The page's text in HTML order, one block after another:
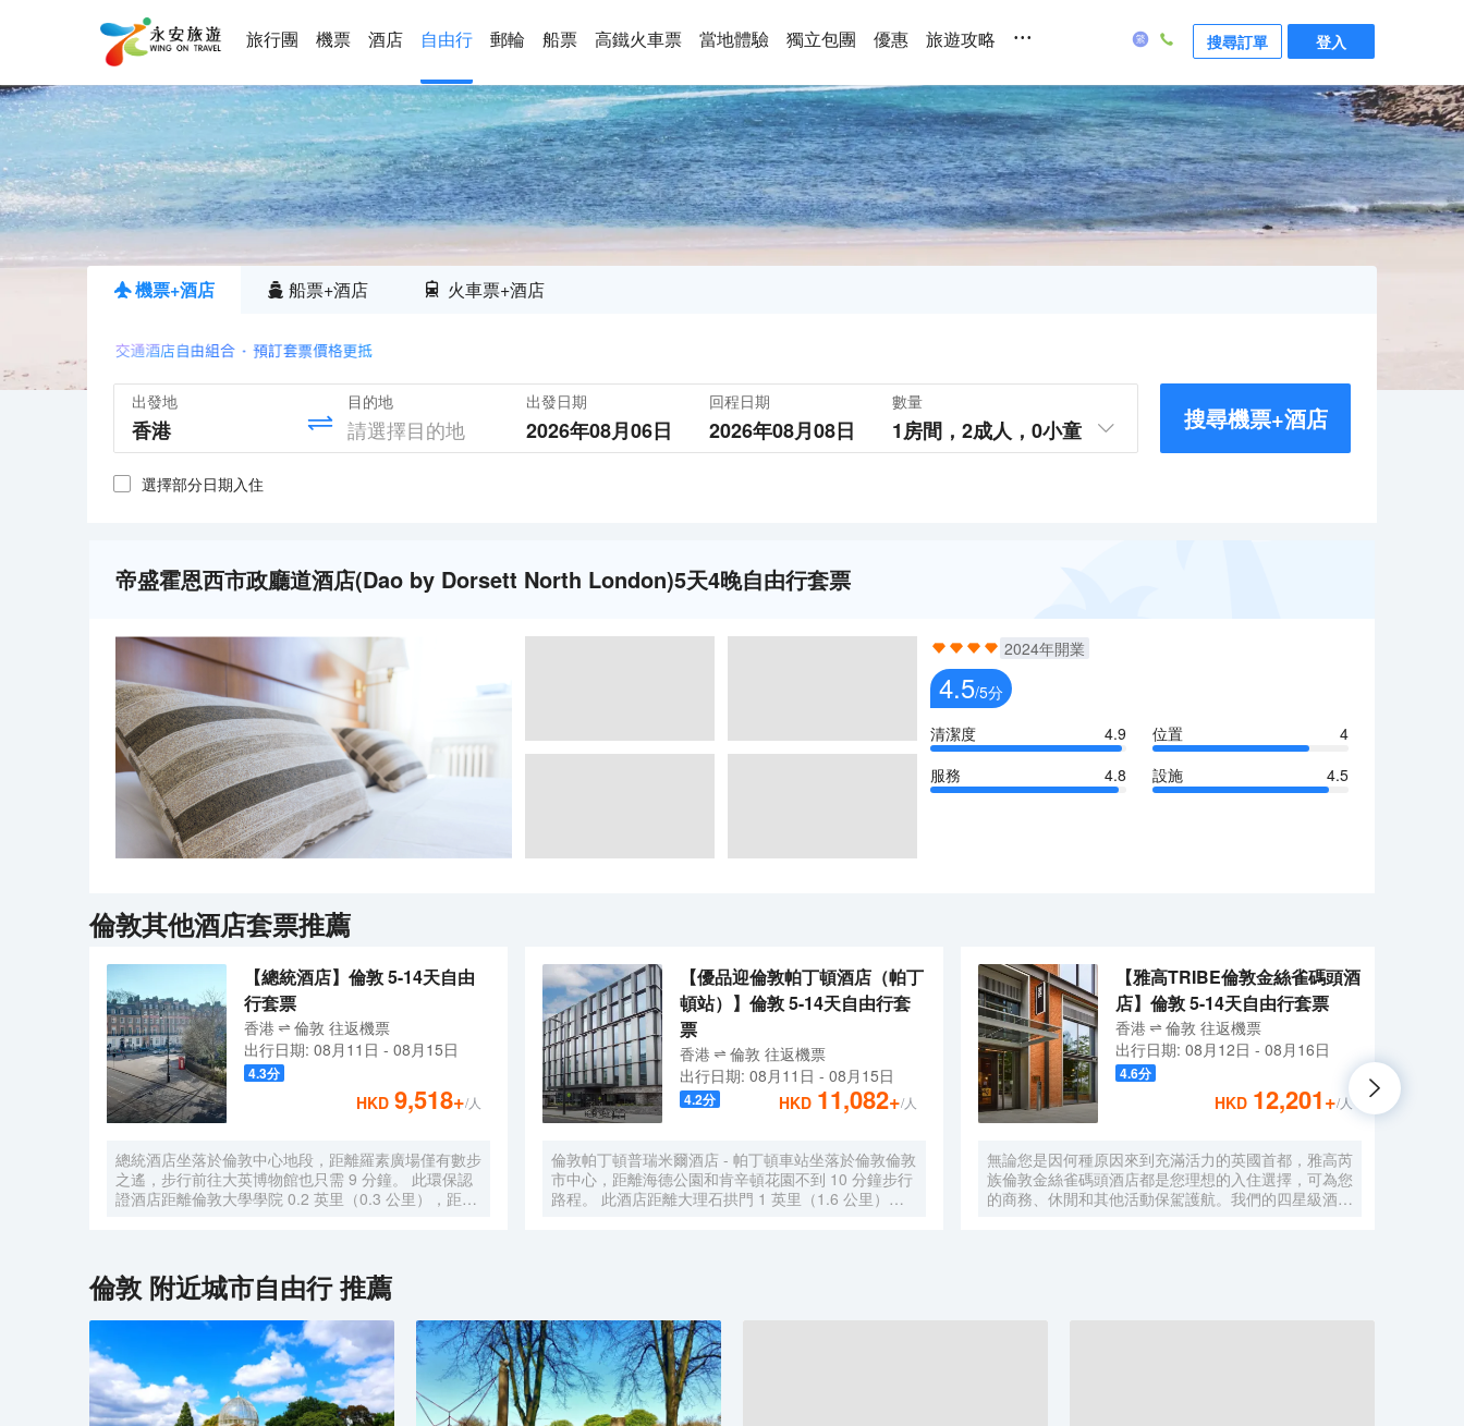
旅行團 機票 酒店 自由行 郵輪 船票 高鐵火車票 當地體驗 獨立包團 優惠 旅遊攻略 ... 搜尋訂單 登入
機票+酒店 船票+酒店 火車票+酒店
出發地 目的地 出發日期
2026年08月06日
回程日期
2026年08月08日
數量
1房間， 2成人， 0小童 搜尋機票+酒店
選擇部分日期入住
帝盛霍恩西市政廳道酒店(Dao by Dorsett North London)5天4晚自由行套票
2024年開業
4.5/5分
清潔度
4.9 位置
4
服務
4.8 設施 4.5
倫敦其他酒店套票推薦
【總統酒店】倫敦 5-14天自由
行套票
香港 倫敦 往返機票
出行日期: 08月11日 - 08月15日
4.3分
HKD 9,518+/人
總統酒店坐落於倫敦中心地段，距離羅素廣場僅有數步
之遙，步行前往大英博物館也只需 9 分鐘。 此環保認
證酒店距離倫敦大學學院 0.2 英里（0.3 公里），距離
的咖啡館吃些點心。您可以到酒吧/酒廊，點一杯喜歡
的飲品，暢飲一番。每天 7:00 至 10:30 提供收費的英
式早餐。 特色服務/設施包括乾洗/洗衣服務、24 小時
前台服務和多語言服務。酒店提供收費自助停車。 酒
店有 523 間客房，提供智能電視。提供免費無線網
絡，方便您與朋友保持聯繫；數碼頻道可滿足您的娛樂
需求。浴室提供浴缸或淋浴和吹風機。便利設施包括電
話，以及書桌和茶具/咖啡用具。
【優品迎倫敦帕丁頓酒店（帕丁
頓站）】倫敦 5-14天自由行套
票
香港 倫敦 往返機票
出行日期: 08月11日 - 08月15日
4.2分 HKD 11,082+/人
倫敦帕丁頓普瑞米爾酒店 - 帕丁頓車站坐落於倫敦倫敦
市中心，距離海德公園和肯辛頓花園不到 10 分鐘步行
路程。 此酒店距離大理石拱門 1 英里（1.6 公里），
【雅高TRIBE倫敦金絲雀碼頭酒
店】倫敦 5-14天自由行套票
香港 倫敦 往返機票
出行日期: 08月12日 - 08月16日
4.6分
HKD 12,201+/人
無論您是因何種原因來到充滿活力的英國首都，雅高芮
族倫敦金絲雀碼頭酒店都是您理想的入住選擇，可為您
的商務、休閒和其他活動保駕護航。我們的四星級酒店
倫敦 附近城市自由行 推薦